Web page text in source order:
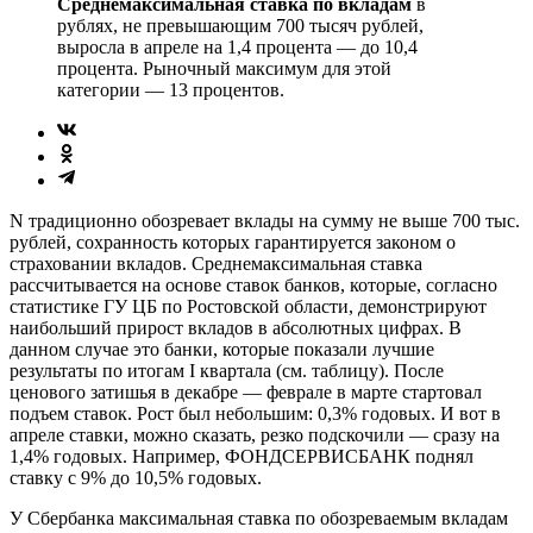
Среднемаксимальная ставка по вкладам в
рублях, не пре­вышающим 700 тысяч рублей,
выросла в апреле на 1,4 процента — до 10,4
процента. Рыночный максимум для этой
категории — 13 процентов.
N традиционно обозревает вклады на сумму не выше 700 тыс.
рублей, сохранность которых гарантируется законом о
страховании вкладов. Среднемаксимальная ставка
рассчитывается на основе ставок банков, которые, согласно
статистике ГУ ЦБ по Ростовской области, демонстрируют
наибольший прирост вкладов в абсолютных цифрах. В
данном случае это банки, которые показали лучшие
результаты по итогам I квартала (см. таблицу). После
ценового затишья в декабре — феврале в марте стартовал
подъем ставок. Рост был небольшим: 0,3% годовых. И вот в
апреле ставки, можно сказать, резко подскочили — сразу на
1,4% годовых. Например, ФОНДСЕРВИСБАНК поднял
ставку с 9% до 10,5% годовых.
У Сбербанка максимальная ставка по обозреваемым вкладам